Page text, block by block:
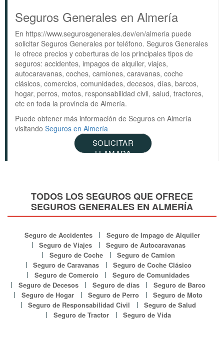
Seguros Generales en Almería
En https://www.segurosgenerales.dev/en/almeria puede
solicitar Seguros Generales por teléfono. Seguros Generales
le ofrece precios y coberturas de los principales tipos de
seguros: accidentes, impagos de alquiler, viajes,
autocaravanas, coches, camiones, caravanas, coche
clásicos, comercios, comunidades, decesos, días, barcos,
hogar, perros, motos, responsabilidad civil, salud, tractores,
etc en toda la provincia de Almería.
Puede obtener más información de Seguros en Almería
visitando Seguros en Almería
SOLICITAR
LLAMADA
TODOS LOS SEGUROS QUE OFRECE
SEGUROS GENERALES EN ALMERÍA
Seguro de Accidentes
Seguro de Impago de Alquiler
Seguro de Viajes
Seguro de Autocaravanas
Seguro de Coche
Seguro de Camion
Seguro de Caravanas
Seguro de Coche Clásico
Seguro de Comercio
Seguro de Comunidades
Seguro de Decesos
Seguro de días
Seguro de Barco
Seguro de Hogar
Seguro de Perro
Seguro de Moto
Seguro de Responsabilidad Civil
Seguro de Salud
Seguro de Tractor
Seguro de Vida